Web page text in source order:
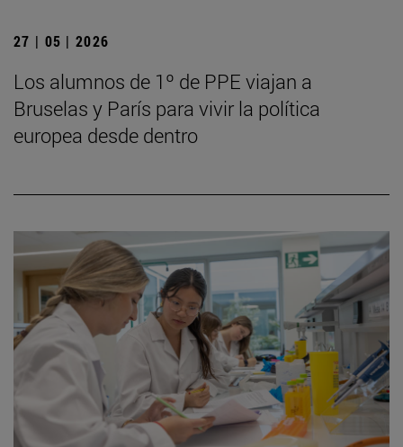
27 | 05 | 2026
Los alumnos de 1º de PPE viajan a
Bruselas y París para vivir la política
europea desde dentro